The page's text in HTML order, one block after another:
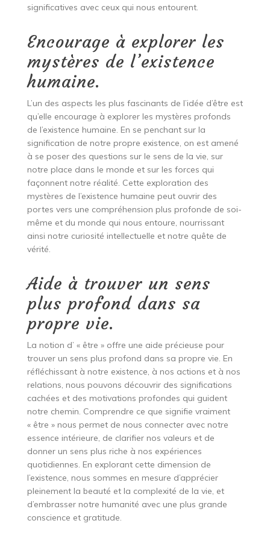
significatives avec ceux qui nous entourent.
Encourage à explorer les
mystères de l’existence
humaine.
L’un des aspects les plus fascinants de l’idée d’être est
qu’elle encourage à explorer les mystères profonds
de l’existence humaine. En se penchant sur la
signification de notre propre existence, on est amené
à se poser des questions sur le sens de la vie, sur
notre place dans le monde et sur les forces qui
façonnent notre réalité. Cette exploration des
mystères de l’existence humaine peut ouvrir des
portes vers une compréhension plus profonde de soi-
même et du monde qui nous entoure, nourrissant
ainsi notre curiosité intellectuelle et notre quête de
vérité.
Aide à trouver un sens
plus profond dans sa
propre vie.
La notion d’ « être » offre une aide précieuse pour
trouver un sens plus profond dans sa propre vie. En
réfléchissant à notre existence, à nos actions et à nos
relations, nous pouvons découvrir des significations
cachées et des motivations profondes qui guident
notre chemin. Comprendre ce que signifie vraiment
« être » nous permet de nous connecter avec notre
essence intérieure, de clarifier nos valeurs et de
donner un sens plus riche à nos expériences
quotidiennes. En explorant cette dimension de
l’existence, nous sommes en mesure d’apprécier
pleinement la beauté et la complexité de la vie, et
d’embrasser notre humanité avec une plus grande
conscience et gratitude.